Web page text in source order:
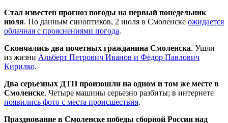
Стал известен прогноз погоды на первый понедельник
июля. По данным синоптиков, 2 июля в Смоленске ожидается
облачная с прояснениями погода.
Скончались два почетных гражданина Смоленска. Ушли
из жизни Альберт Петрович Иванов и Фёдор Павлович
Кирилко.
Два серьезных ДТП произошли на одном и том же месте в
Смоленске. Четыре машины серьезно разбиты; в интернете
появились фото с места происшествия.
Празднование в Смоленске победы сборной России над